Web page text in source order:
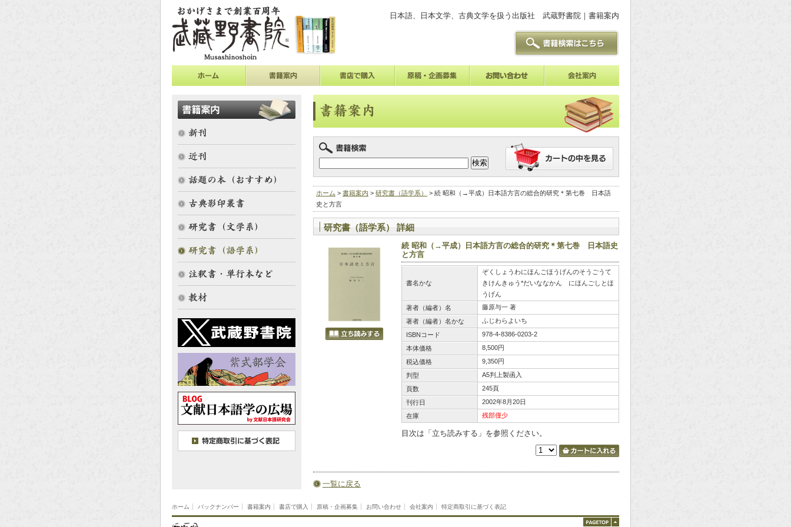
日本語、日本文学、古典文学を扱う出版社 武蔵野書院｜書籍案内
ホーム > 書籍案内 > 研究書（語学系）
> 続 昭和（→平成）日本語方言の総合的研究＊第七巻 日本語
史と方言
研究書（語学系） 詳細
続 昭和（→平成）日本語方言の総合的研究＊第七巻 日本語史
と方言
書名かな
ぞくしょうわにほんごほうげんのそうごうて
きけんきゅう*だいななかん にほんごしとほ
うげん
著者（編者）名
藤原与一 著
著者（編者）名かな
ふじわらよいち
ISBNコード
978-4-8386-0203-2
本体価格
8,500円
税込価格
9,350円
判型
A5判上製函入
頁数
245頁
刊行日
2002年8月20日
在庫
残部僅少
目次は「立ち読みする」を参照ください。
一覧に戻る
ホーム バックナンバー 書籍案内 書店で購入 原稿・企画募集 お問い合わせ 会社案内 特定商取引に基づく表記